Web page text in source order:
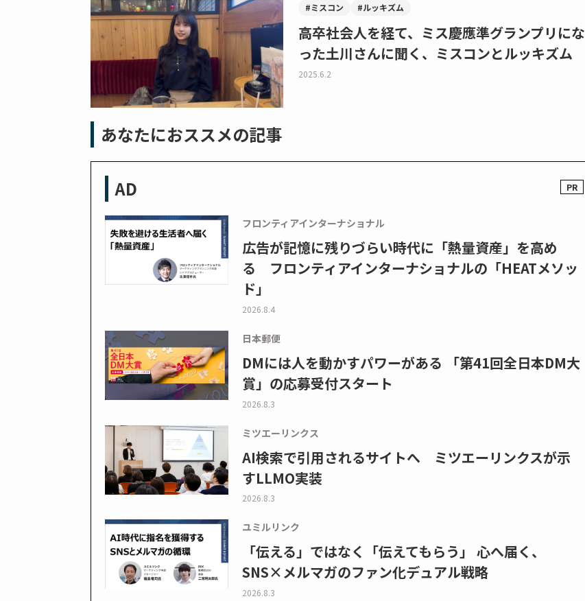
#ミスコン #ルッキズム
高卒社会人を経て、ミス慶應準グランプリにな
った土川さんに聞く、ミスコンとルッキズム
2025.6.2
あなたにおススメの記事
AD
フロンティアインターナショナル
広告が記憶に残りづらい時代に「熱量資産」を高め
る フロンティアインターナショナルの「HEATメソッ
ド」
2026.8.4
日本郵便
DMには人を動かすパワーがある 「第41回全日本DM大
賞」の応募受付スタート
2026.8.3
ミツエーリンクス
AI検索で引用されるサイトへ ミツエーリンクスが示
すLLMO実装
2026.8.3
ユミルリンク
「伝える」ではなく「伝えてもらう」 心へ届く、
SNS×メルマガのファン化デュアル戦略
2026.8.3